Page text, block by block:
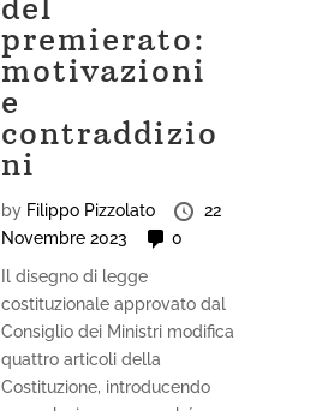
premierato:
motivazioni
e
contraddizio
ni
by Filippo Pizzolato
22
Novembre 2023
0
Il disegno di legge
costituzionale approvato dal
Consiglio dei Ministri modifica
quattro articoli della
Costituzione, introducendo